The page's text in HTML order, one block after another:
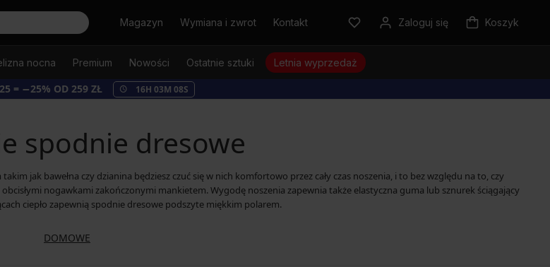
SzukajMagazyn Wymiana i zwrot Kontakt Zaloguj się Koszyk
nocna Premium Nowości Ostatnie sztuki Letnia wyprzedaż
= −25% OD 259 ZŁ 16H 03M 07S
spodnie dresowe
jak bawełna czy dzianina będziesz czuć się w nich komfortowo przez cały czas noszenia, i to bez względu na to, czy
nogawkami zakończonymi mankietem. Wygodę noszenia zapewnia także elastyczna guma lub sznurek ściągający
ciepło zapewnią spodnie dresowe podszyte miękkim polarem.
DOMOWE